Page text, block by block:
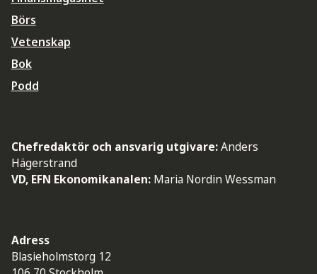
Börs
Vetenskap
Bok
Podd
Chefredaktör och ansvarig utgivare: Anders
Hägerstrand
VD, EFN Ekonomikanalen: Maria Nordin Wessman
Adress
Blasieholmstorg 12